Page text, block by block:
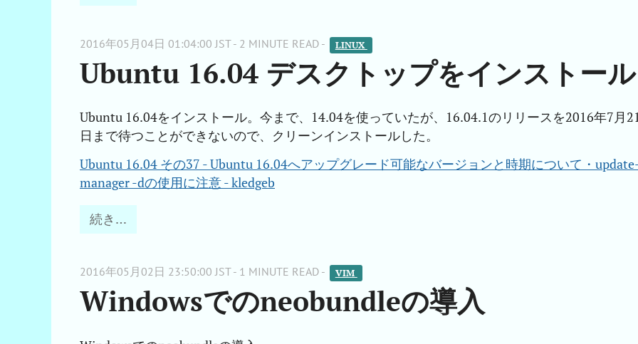
2016年05月04日 01:04:00 JST - 2 MINUTE READ - LINUX
Ubuntu 16.04 デスクトップをインストール
Ubuntu 16.04をインストール。今まで、14.04を使っていたが、16.04.1のリリースを2016年7月
日まで待つことができないので、クリーンインストールした。
Ubuntu 16.04 その37 - Ubuntu 16.04へアップグレード可能なバージョンと時期について・
manager -dの使用に注意 - kledgeb
続き…
2016年05月02日 23:50:00 JST - 1 MINUTE READ - VIM
Windowsでのneobundleの導入